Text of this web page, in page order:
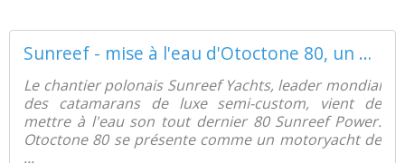
Sunreef - mise à l'eau d'Otoctone 80, un motoryacht catamaran de grand luxe - ActuNautique.com
Le chantier polonais Sunreef Yachts, leader mondial
des catamarans de luxe semi-custom, vient de
mettre à l'eau son tout dernier 80 Sunreef Power.
Otoctone 80 se présente comme un motoryacht de
...